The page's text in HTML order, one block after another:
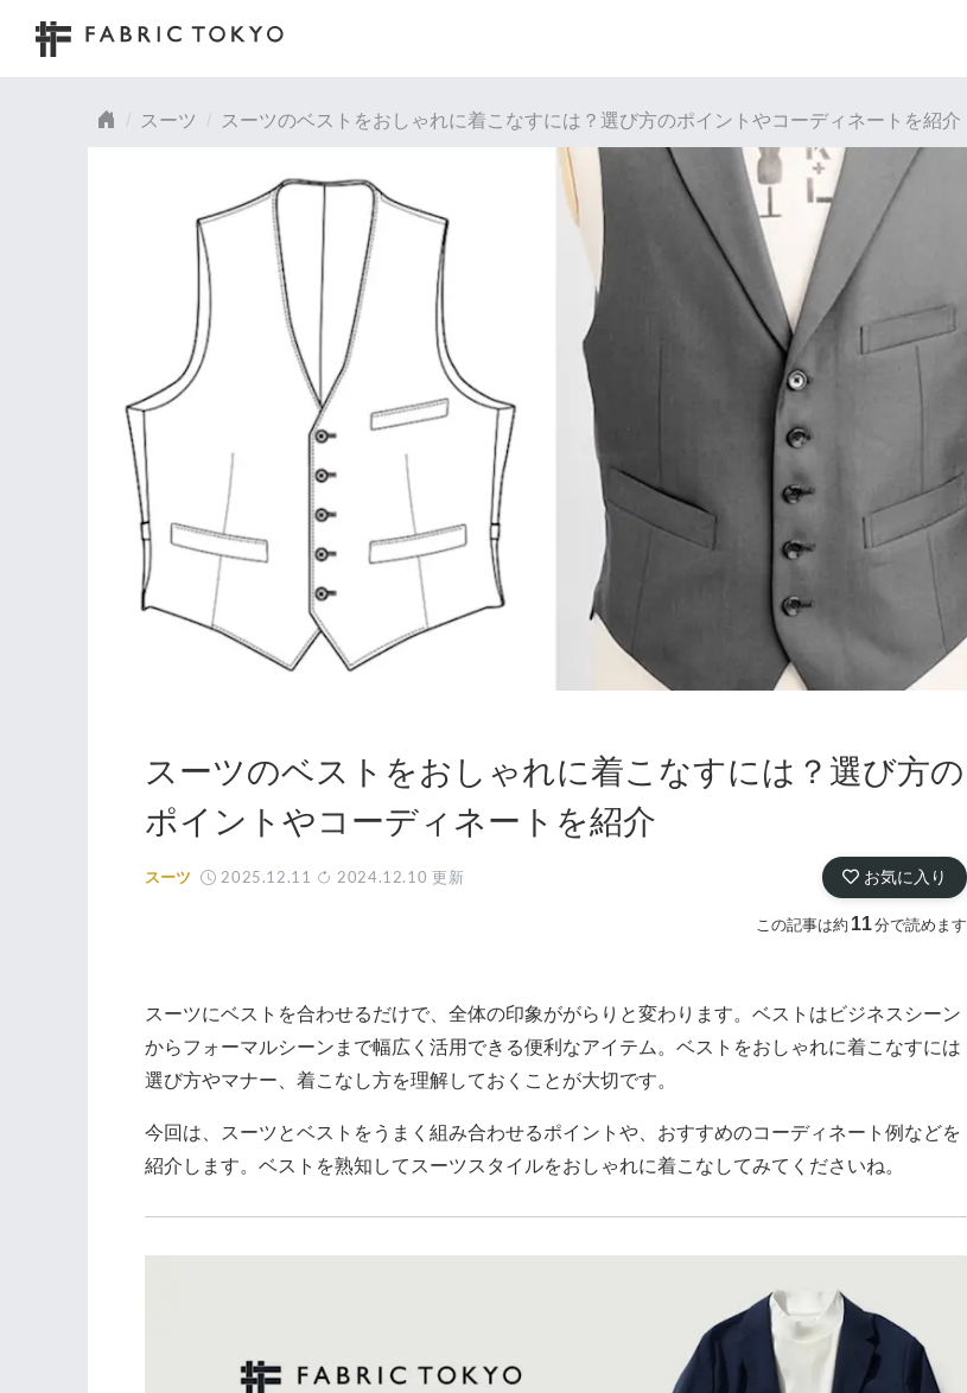
スーツ スーツのベストをおしゃれに着こなすには？選び方のポイントやコーディネートを紹介
スーツのベストをおしゃれに着こなすには？選び方の
ポイントやコーディネートを紹介
スーツ 2025.12.11 2024.12.10 更新 お気に入り
この記事は約 11分で読めます
スーツにベストを合わせるだけで、全体の印象ががらりと変わります。ベストはビジネスシーン
からフォーマルシーンまで幅広く活用できる便利なアイテム。ベストをおしゃれに着こなすには
選び方やマナー、着こなし方を理解しておくことが大切です。
今回は、スーツとベストをうまく組み合わせるポイントや、おすすめのコーディネート例などを
紹介します。ベストを熟知してスーツスタイルをおしゃれに着こなしてみてくださいね。